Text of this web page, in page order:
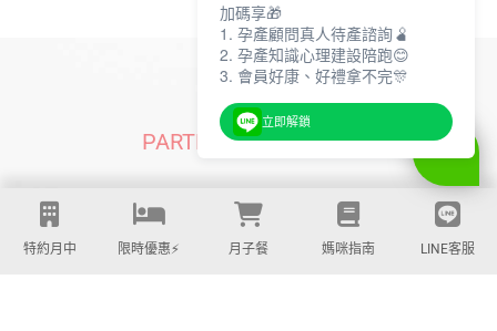
PARTNERS | 合作品牌
特約月中 限時優惠⚡️ 月子餐 媽咪指南 LINE客服
加碼享🎁
1. 孕產顧問真人待產諮詢🫄
2. 孕產知識心理建設陪跑😊
3. 會員好康、好禮拿不完🎊
立即解鎖